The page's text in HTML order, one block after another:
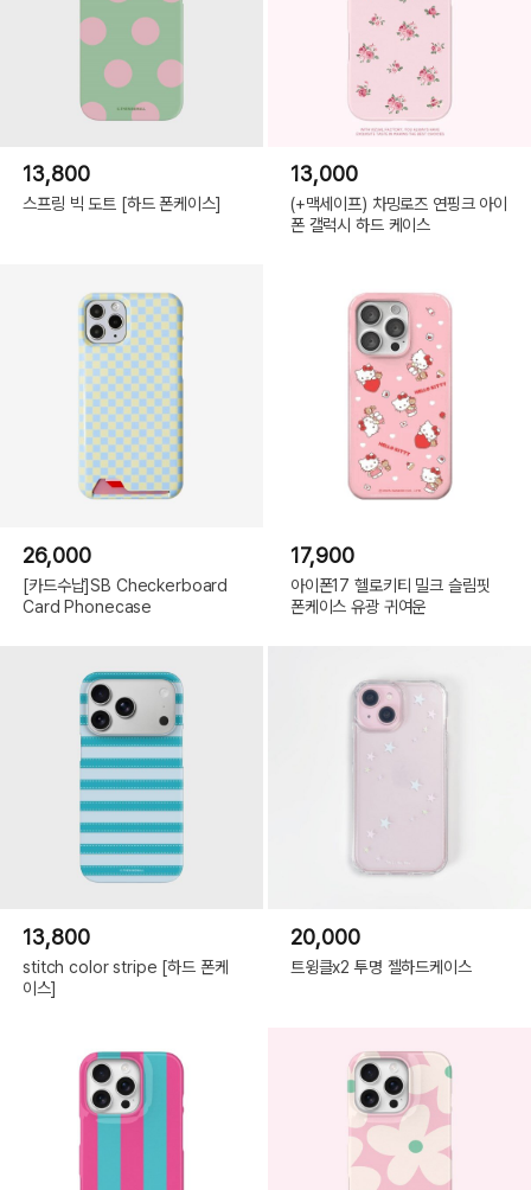
13,800
스프링 빅 도트 [하드 폰케이스]
13,000
(+맥세이프) 차밍로즈 연핑크 아이
폰 갤럭시 하드 케이스
26,000
[카드수납]SB Checkerboard
Card Phonecase
17,900
아이폰17 헬로키티 밀크 슬림핏
폰케이스 유광 귀여운
13,800
stitch color stripe [하드 폰케
이스]
20,000
트윙클x2 투명 젤하드케이스